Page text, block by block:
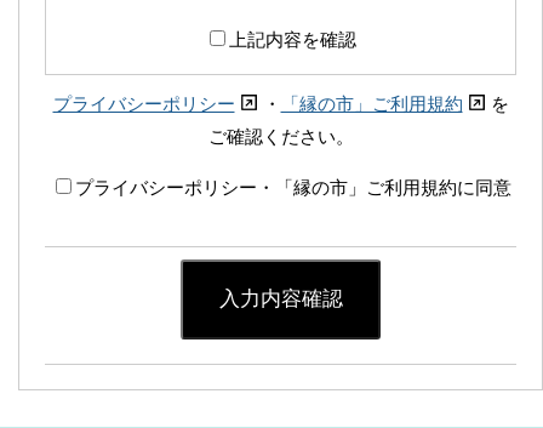
上記内容を確認
プライバシーポリシー ・ 「縁の市」ご利用規約
を
ご確認ください。
プライバシーポリシー・「縁の市」ご利用規約に同意
入力内容確認